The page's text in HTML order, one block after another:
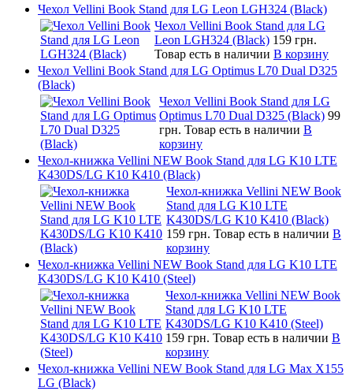
Чехол Vellini Book Stand для LG Leon LGH324 (Black)
Чехол Vellini Book Stand для LG
Leon LGH324 (Black) 159 грн.
Товар есть в наличии В корзину
Чехол Vellini Book Stand для LG Optimus L70 Dual D325
(Black)
Чехол Vellini Book Stand для LG
Optimus L70 Dual D325 (Black) 99
грн. Товар есть в наличии В
корзину
Чехол-книжка Vellini NEW Book Stand для LG K10 LTE
K430DS/LG K10 K410 (Black)
Чехол-книжка Vellini NEW Book
Stand для LG K10 LTE
K430DS/LG K10 K410 (Black)
159 грн. Товар есть в наличии В
корзину
Чехол-книжка Vellini NEW Book Stand для LG K10 LTE
K430DS/LG K10 K410 (Steel)
Чехол-книжка Vellini NEW Book
Stand для LG K10 LTE
K430DS/LG K10 K410 (Steel)
159 грн. Товар есть в наличии В
корзину
Чехол-книжка Vellini NEW Book Stand для LG Max X155
LG (Black)